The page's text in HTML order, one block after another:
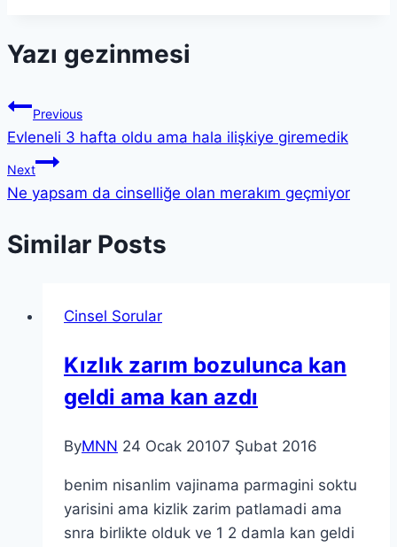
Yazı gezinmesi
Previous
Evleneli 3 hafta oldu ama hala ilişkiye giremedik
Next
Ne yapsam da cinselliğe olan merakım geçmiyor
Similar Posts
Cinsel Sorular
Kızlık zarım bozulunca kan
geldi ama kan azdı
ByMNN 24 Ocak 20107 Şubat 2016
benim nisanlim vajinama parmagini soktu
yarisini ama kizlik zarim patlamadi ama
snra birlikte olduk ve 1 2 damla kan geldi